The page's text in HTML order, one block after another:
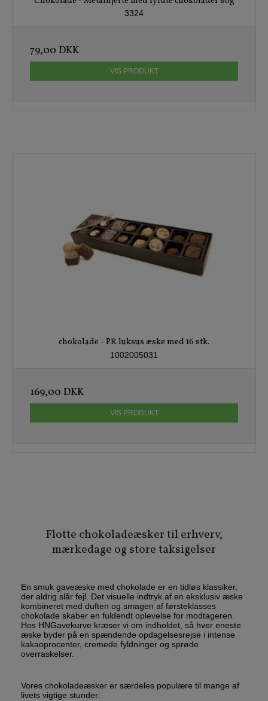
3324
79,00 DKK
VIS PRODUKT
chokolade - PR luksus æske med 16 stk.
1002005031
169,00 DKK
VIS PRODUKT
Flotte chokoladeæsker til erhverv,
mærkedage og store taksigelser
En smuk gaveæske med chokolade er en tidløs klassiker,
der aldrig slår fejl. Det visuelle indtryk af en eksklusiv æske
kombineret med duften og smagen af førsteklasses
chokolade skaber en fuldendt oplevelse for modtageren.
Hos HNGavekurve kræser vi om indholdet, så hver eneste
æske byder på en spændende opdagelsesrejse i intense
kakaoprocenter, cremede fyldninger og sprøde
overraskelser.
Vores chokoladeæsker er særdeles populære til mange af
livets vigtige stunder: